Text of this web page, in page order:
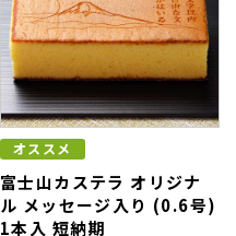
オススメ
富士山カステラ オリジナ
ル メッセージ入り (0.6号)
1本入 短納期